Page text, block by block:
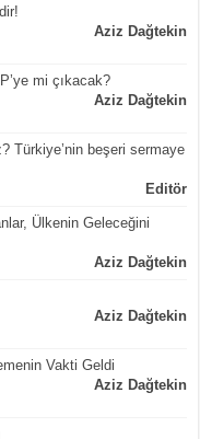
Aziz Dağtekin
mi çıkacak?
Aziz Dağtekin
Türkiye’nin beşeri sermaye
Editör
Ülkenin Geleceğini
Aziz Dağtekin
Aziz Dağtekin
Vakti Geldi
Aziz Dağtekin